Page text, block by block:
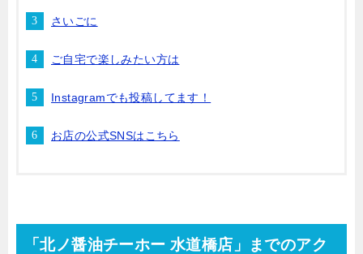
さいごに
ご自宅で楽しみたい方は
Instagramでも投稿してます！
お店の公式SNSはこちら
「北ノ醤油チーホー 水道橋店」までのアク